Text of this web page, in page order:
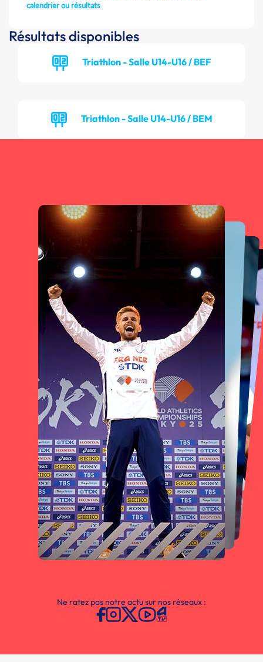
calendrier ou résultats
Résultats disponibles
Triathlon - Salle U14-U16 / BEF
Triathlon - Salle U14-U16 / BEM
Ne ratez pas notre actu sur nos réseaux :